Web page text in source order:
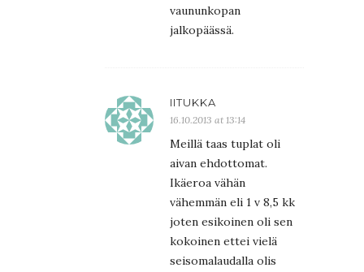
vaununkopan
jalkopäässä.
IITUKKA
16.10.2013 at 13:14
Meillä taas tuplat oli
aivan ehdottomat.
Ikäeroa vähän
vähemmän eli 1 v 8,5 kk
joten esikoinen oli sen
kokoinen ettei vielä
seisomalaudalla olis